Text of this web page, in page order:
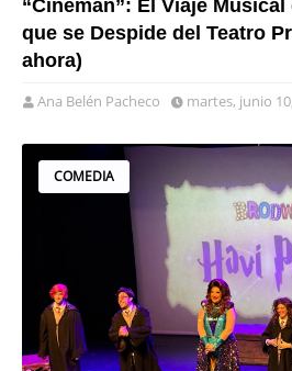
“Cineman”: El Viaje
que se Despide del Teatro
ahora)
Ana Belén Pacheco martes, junio
COMEDIA